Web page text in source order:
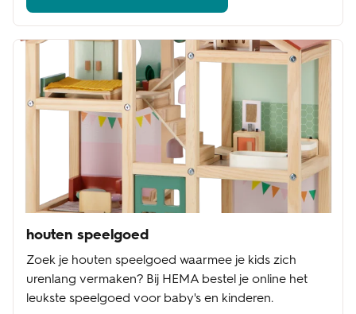
houten speelgoed
Zoek je houten speelgoed waarmee je kids zich
urenlang vermaken? Bij HEMA bestel je online het
leukste speelgoed voor baby's en kinderen.